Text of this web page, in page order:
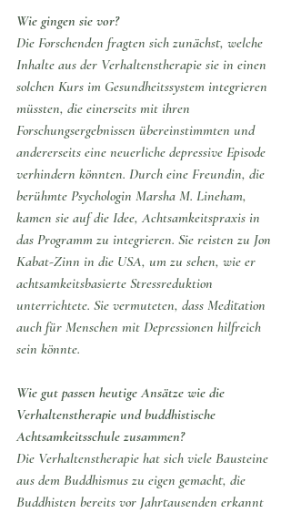
Wie gingen sie vor?
Die Forschenden fragten sich zunächst, welche
Inhalte aus der Verhaltenstherapie sie in einen
solchen Kurs im Gesundheitssystem integrieren
müssten, die einerseits mit ihren
Forschungsergebnissen übereinstimmten und
andererseits eine neuerliche depressive Episode
verhindern könnten. Durch eine Freundin, die
berühmte Psychologin Marsha M. Lineham,
kamen sie auf die Idee, Achtsamkeitspraxis in
das Programm zu integrieren. Sie reisten zu Jon
Kabat-Zinn in die USA, um zu sehen, wie er
achtsamkeitsbasierte Stressreduktion
unterrichtete. Sie vermuteten, dass Meditation
auch für Menschen mit Depressionen hilfreich
sein könnte.
Wie gut passen heutige Ansätze wie die
Verhaltenstherapie und buddhistische
Achtsamkeitsschule zusammen?
Die Verhaltenstherapie hat sich viele Bausteine
aus dem Buddhismus zu eigen gemacht, die
Buddhisten bereits vor Jahrtausenden erkannt